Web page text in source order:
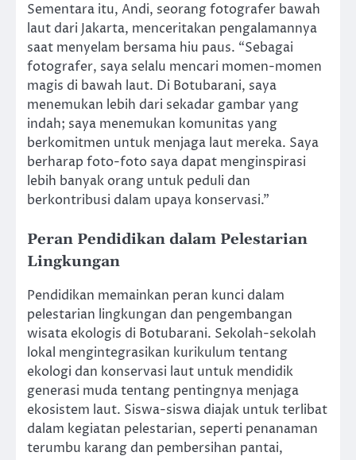
Sementara itu, Andi, seorang fotografer bawah
laut dari Jakarta, menceritakan pengalamannya
saat menyelam bersama hiu paus. “Sebagai
fotografer, saya selalu mencari momen-momen
magis di bawah laut. Di Botubarani, saya
menemukan lebih dari sekadar gambar yang
indah; saya menemukan komunitas yang
berkomitmen untuk menjaga laut mereka. Saya
berharap foto-foto saya dapat menginspirasi
lebih banyak orang untuk peduli dan
berkontribusi dalam upaya konservasi.”
Peran Pendidikan dalam Pelestarian
Lingkungan
Pendidikan memainkan peran kunci dalam
pelestarian lingkungan dan pengembangan
wisata ekologis di Botubarani. Sekolah-sekolah
lokal mengintegrasikan kurikulum tentang
ekologi dan konservasi laut untuk mendidik
generasi muda tentang pentingnya menjaga
ekosistem laut. Siswa-siswa diajak untuk terlibat
dalam kegiatan pelestarian, seperti penanaman
terumbu karang dan pembersihan pantai,